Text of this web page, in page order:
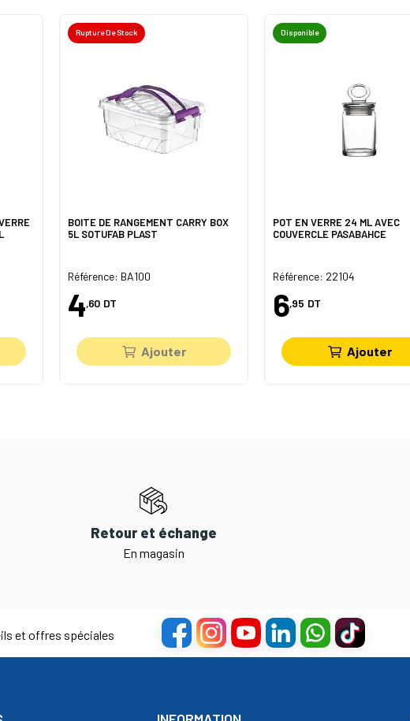
Rupture De Stock
BOITE DE RANGEMENT CARRY BOX
5L SOTUFAB PLAST
Référence: BA100
4,60 DT
Ajouter
Disponible
POT EN VERRE 24 ML AVEC
COUVERCLE PASABAHCE
Référence: 22104
6,95 DT
Ajouter
Retour et échange
En magasin
et offres spéciales